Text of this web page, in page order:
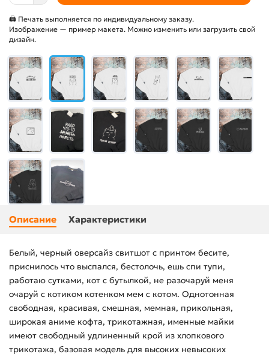
🖨 Печать выполняется по индивидуальному заказу.
Изображение — пример макета. Можно изменить или загрузить свой
дизайн.
Описание Характеристики
Белый, черный оверсайз свитшот с принтом бесите,
приснилось что выспался, бестолочь, ешь спи тупи,
работаю сутками, кот с бутылкой, не разочаруй меня
очаруй с котиком котенком мем с котом. Однотонная
свободная, красивая, смешная, мемная, прикольная,
широкая аниме кофта, трикотажная, именные майки
имеют свободный удлиненный крой из хлопкового
трикотажа, базовая модель для высоких невысоких